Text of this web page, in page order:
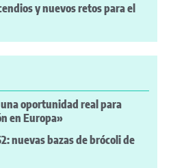
y nuevos retos para el
oportunidad real para
en Europa»
nuevas bazas de brócoli de